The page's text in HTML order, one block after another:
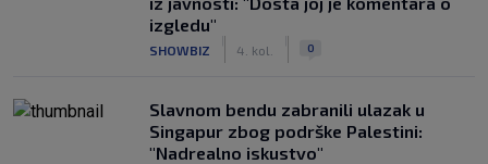
izgledu"
SHOWBIZ 4. kol. 0
Slavnom bendu zabranili ulazak u
Singapur zbog podrške Palestini:
"Nadrealno iskustvo"